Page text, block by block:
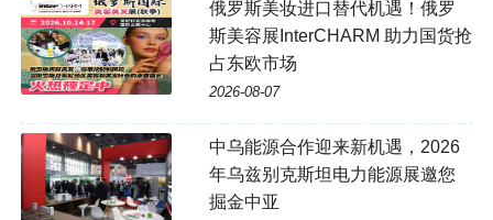
俄罗斯美妆进口替代机遇！俄罗
斯美容展InterCHARM 助力国货抢
占东欧市场
2026-08-07
中乌能源合作迎来新机遇，2026
年乌兹别克斯坦电力能源展邀您
掘金中亚